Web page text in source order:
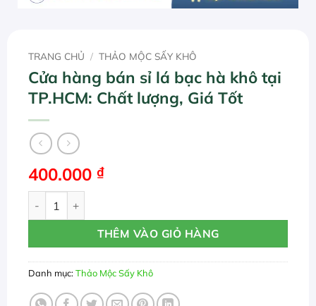
TRANG CHỦ / THẢO MỘC SẤY KHÔ
Cửa hàng bán sỉ lá bạc hà khô tại
TP.HCM: Chất lượng, Giá Tốt
400.000 ₫
THÊM VÀO GIỎ HÀNG
Danh mục:Thảo Mộc Sấy Khô